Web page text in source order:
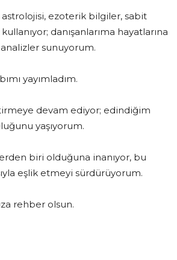
astrolojisi, ezoterik bilgiler, sabit
danışanlarıma hayatlarına
sunuyorum.
yayımladım.
devam ediyor; edindiğim
yaşıyorum.
biri olduğuna inanıyor, bu
eşlik etmeyi sürdürüyorum.
rehber olsun.